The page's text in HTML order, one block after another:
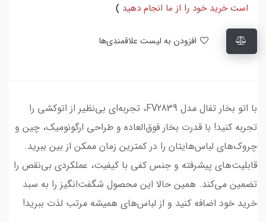
است خرید خود را از ما انجام دهید )
با اتو بخار تفال مدل FV2839، تجربه‌ای بی‌نظیر از اتوکشی را
تجربه کنید! با قدرت بخار فوق‌العاده و طراحی ارگونومیک، چین و
چروک‌های لباس‌هایتان را در کمترین زمان ممکن از بین ببرید.
قابلیت‌های پیشرفته و جنس کفی با کیفیت، عملکردی بی‌نقص را
تضمین می‌کند. همین حالا این محصول شگفت‌انگیز را به سبد
خرید خود اضافه کنید و از لباس‌های همیشه مرتب لذت ببرید!